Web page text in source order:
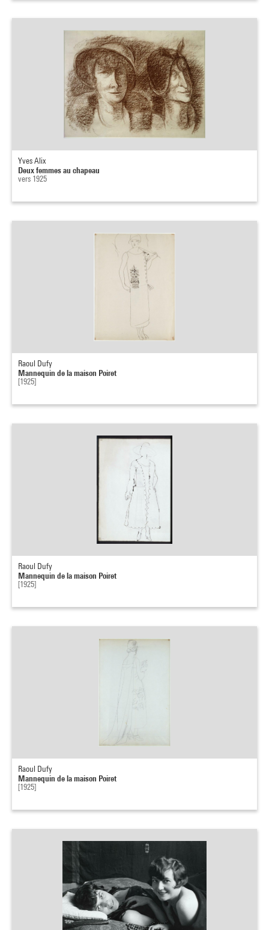
Yves Alix
Deux femmes au chapeau
vers 1925
Raoul Dufy
Mannequin de la maison Poiret
[1925]
Raoul Dufy
Mannequin de la maison Poiret
[1925]
Raoul Dufy
Mannequin de la maison Poiret
[1925]